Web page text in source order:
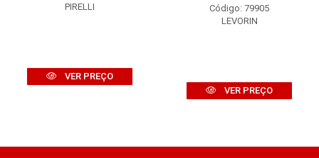
PIRELLI
VER PREÇO
Código: 79905
LEVORIN
VER PREÇO